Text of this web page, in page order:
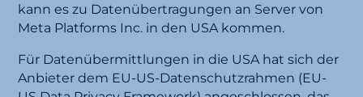
kann es zu Datenübertragungen an Server von
Meta Platforms Inc. in den USA kommen.
Für Datenübermittlungen in die USA hat sich der
Anbieter dem EU-US-Datenschutzrahmen (EU-